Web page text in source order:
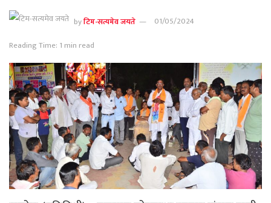
byटिम-सत्यमेव जयते
01/05/2024
Reading Time: 1 min read